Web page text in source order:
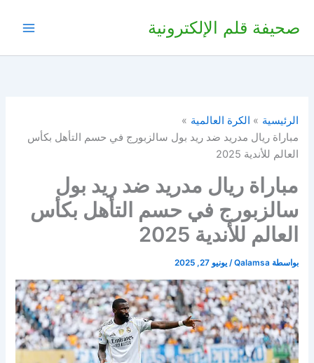
صحيفة قلم الإلكترونية
الرئيسية
الكرة العالمية
مباراة ريال مدريد ضد ريد بول سالزبورج في حسم التأهل بكأس
العالم للأندية 2025
مباراة ريال مدريد ضد ريد بول
سالزبورج في حسم التأهل بكأس
العالم للأندية 2025
بواسطة Qalamsa
/يونيو 27, 2025